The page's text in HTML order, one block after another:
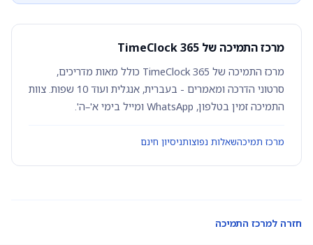
מרכז התמיכה של TimeClock 365
מרכז התמיכה של TimeClock 365 כולל מאות מדריכים,
סרטוני הדרכה ומאמרים - בעברית, אנגלית ועוד 10 שפות. צוות
התמיכה זמין בטלפון, WhatsApp ומייל בימי א'–ה'.
מרכז תמיכהשאלות נפוצותניסיון חינם
חזרה למרכז התמיכה